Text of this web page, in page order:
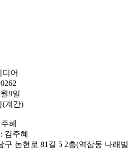
어
9일
(계간)
혜
김주혜
구 논현로 81길 5 2층(역삼동 나래빌